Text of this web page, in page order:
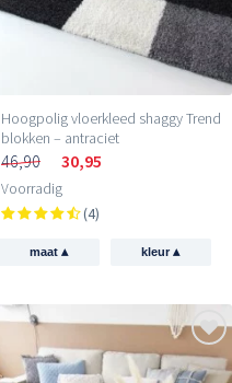
Hoogpolig vloerkleed shaggy Trend
blokken – antraciet
46,90 30,95
Voorradig
(4)
maat ▴ kleur▴